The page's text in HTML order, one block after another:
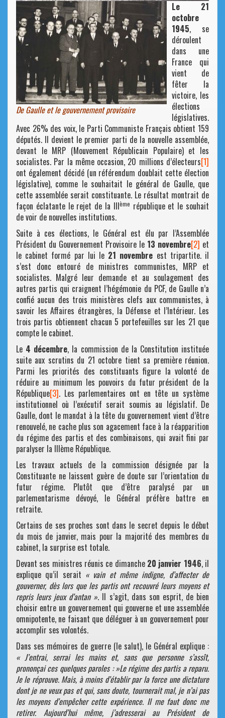
De Gaulle et le gouvernement provisoire
Le 21
octobre
1945, se
déroulent
dans une
France qui
vient de
fêter la
victoire, les
élections
législatives.
Avec 26% des voix, le Parti Communiste Français obtient 159
députés. Il devient le premier parti de la nouvelle assemblée,
devant le MRP (Mouvement Républicain Populaire) et les
socialistes. Par la même occasion, 20 millions d’électeurs[1]
ont également décidé (un référendum doublait cette élection
législative), comme le souhaitait le général de Gaulle, que
cette assemblée serait constituante. Le résultat montrait de
façon éclatante le rejet de la IIIème république et le souhait
de voir de nouvelles institutions.
Suite à ces élections, le Général est élu par l’Assemblée
Président du Gouvernement Provisoire le 13 novembre[2] et
le cabinet formé par lui le 21 novembre est tripartite. il
s’est donc entouré de ministres communistes, MRP et
socialistes. Malgré leur demande et au soulagement des
autres partis qui craignent l’hégémonie du PCF, de Gaulle n’a
confié aucun des trois ministères clefs aux communistes, à
savoir les Affaires étrangères, la Défense et l’Intérieur. Les
trois partis obtiennent chacun 5 portefeuilles sur les 21 que
compte le cabinet.
Le 4 décembre, la commission de la Constitution instituée
suite aux scrutins du 21 octobre tient sa première réunion.
Parmi les priorités des constituants figure la volonté de
réduire au minimum les pouvoirs du futur président de la
République[3]. Les parlementaires ont en tête un système
institutionnel où l’exécutif serait soumis au législatif. De
Gaulle, dont le mandat à la tête du gouvernement vient d’être
renouvelé, ne cache plus son agacement face à la réapparition
du régime des partis et des combinaisons, qui avait fini par
paralyser la IIIème République.
Les travaux actuels de la commission désignée par la
Constituante ne laissent guère de doute sur l’orientation du
futur régime. Plutôt que d’être paralysé par un
parlementarisme dévoyé, le Général préfère battre en
retraite.
Certains de ses proches sont dans le secret depuis le début
du mois de janvier, mais pour la majorité des membres du
cabinet, la surprise est totale.
Devant ses ministres réunis ce dimanche 20 janvier 1946, il
explique qu’il serait « vain et même indigne, d’affecter de
gouverner, dès lors que les partis ont recouvré leurs moyens et
repris leurs jeux d’antan ». Il s’agit, dans son esprit, de bien
choisir entre un gouvernement qui gouverne et une assemblée
omnipotente, ne faisant que déléguer à un gouvernement pour
accomplir ses volontés.
Dans ses mémoires de guerre (le salut), le Général explique :
« J’entrai, serrai les mains et, sans que personne s’assît,
prononçai ces quelques paroles : »Le régime des partis a reparu.
Je le réprouve. Mais, à moins d’établir par la force une dictature
dont je ne veux pas et qui, sans doute, tournerait mal, je n’ai pas
les moyens d’empêcher cette expérience. Il me faut donc me
retirer. Aujourd’hui même, j’adresserai au Président de